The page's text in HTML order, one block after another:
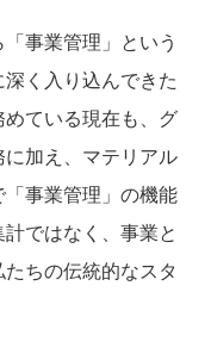
事業管理」という
く入り込んできた
ている現在も、グ
加え、マテリアル
事業管理」の機能
ではなく、事業と
ちの伝統的なスタ